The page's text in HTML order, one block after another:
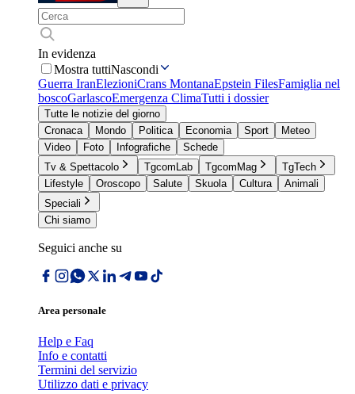
In evidenza
Mostra tuttiNascondi
Guerra IranElezioniCrans MontanaEpstein FilesFamiglia nel
boscoGarlascoEmergenza ClimaTutti i dossier
Tutte le notizie del giorno
Cronaca
Mondo Politica Economia Sport
Meteo
Video
Foto Infografiche
Schede
Tv & Spettacolo
TgcomLab TgcomMag
TgTech
Lifestyle
Oroscopo Salute Skuola Cultura
Animali
Speciali
Chi siamo
Seguici anche su
Area personale
Help e Faq
Info e contatti
Termini del servizio
Utilizzo dati e privacy